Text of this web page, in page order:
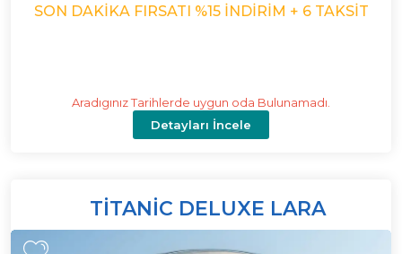
SON DAKIKA FIRSATI %15 İNDIRIM + 6 TAKSIT
Aradıgınız Tarihlerde uygun oda Bulunamadı.
Detayları İncele
TITANIC DELUXE LARA